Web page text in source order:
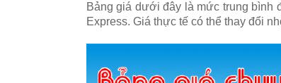
Bảng giá dưới đây là mức trung bình
Express. Giá thực tế có thể thay đổi